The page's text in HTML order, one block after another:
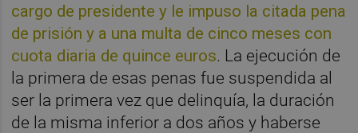
cargo de presidente y le impuso la citada pena
de prisión y a una multa de cinco meses con
cuota diaria de quince euros. La ejecución de
la primera de esas penas fue suspendida al
ser la primera vez que delinquía, la duración
de la misma inferior a dos años y haberse